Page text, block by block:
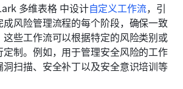
多维表格 中设计自定义工作流，引
成风险管理流程的每个阶段，确保一致
这些工作流可以根据特定的风险类别或
定制。例如，用于管理安全风险的工作
洞扫描、安全补丁以及安全意识培训等